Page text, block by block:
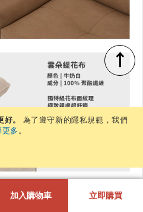
。
為了遵守新的隱私規範，我們
多。
↑
加入購物車 立即購買
+